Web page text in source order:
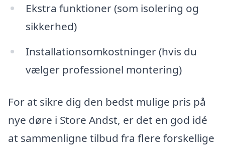
Ekstra funktioner (som isolering og
sikkerhed)
Installationsomkostninger (hvis du
vælger professionel montering)
For at sikre dig den bedst mulige pris på
nye døre i Store Andst, er det en god idé
at sammenligne tilbud fra flere forskellige